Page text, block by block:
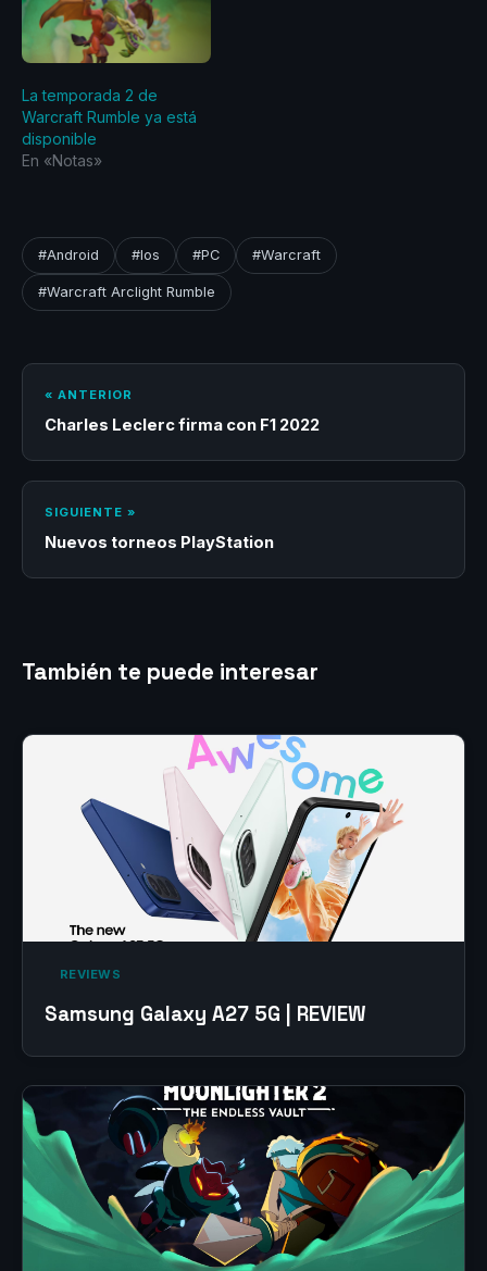
La temporada 2 de
Warcraft Rumble ya está
disponible
En «Notas»
#Android #Ios #PC #Warcraft
#Warcraft Arclight Rumble
« ANTERIOR
Charles Leclerc firma con F1 2022
SIGUIENTE »
Nuevos torneos PlayStation
También te puede interesar
‎ REVIEWS‎
Samsung Galaxy A27 5G | REVIEW